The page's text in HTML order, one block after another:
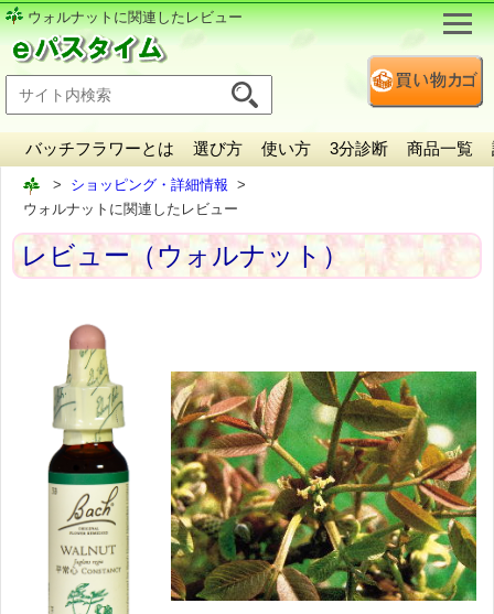
ウォルナットに関連したレビュー
バッチフラワーとは 選び方 使い方 3分診断 商品一覧
ショッピング・詳細情報
ウォルナットに関連したレビュー
レビュー（ウォルナット）